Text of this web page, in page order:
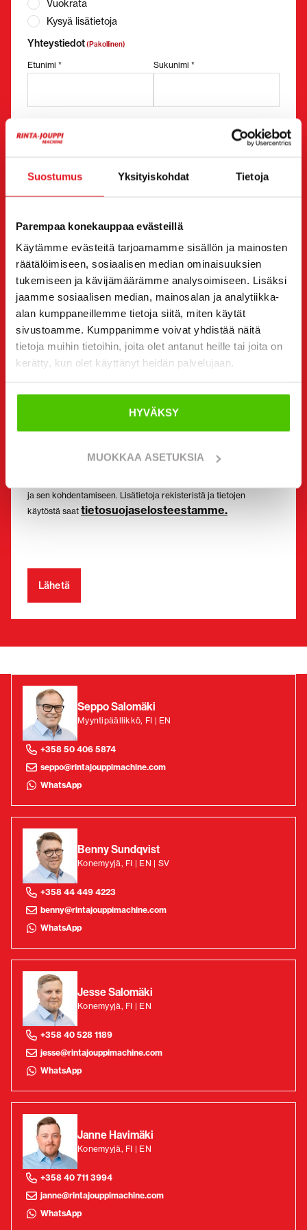
Suostumus Yksityiskohdat Tietoja
Parempaa konekauppaa evästeillä
Käytämme evästeitä tarjoamamme sisällön ja mainosten
räätälöimiseen, sosiaalisen median ominaisuuksien
tukemiseen ja kävijämäärämme analysoimiseen. Lisäksi
jaamme sosiaalisen median, mainosalan ja analytiikka-
alan kumppaneillemme tietoja siitä, miten käytät
sivustoamme. Kumppanimme voivat yhdistää näitä
tietoja muihin tietoihin, joita olet antanut heille tai joita on
kerätty, kun olet käyttänyt heidän palvelujaan.
HYVÄKSY
MUOKKAA ASETUKSIA
Vuokrata
Kysyä lisätietoja
Yhteystiedot(Pakollinen)
Etunimi * Sukunimi *
Sähköposti(Pakollinen)
Suostumus (Pakollinen)
mukaisesti. *
Haluan saada minua kiinnostavia tarjouksia ja
hyväksyn markkinointiluvan.
ja sen kohdentamiseen. Lisätietoja rekisteristä ja tietojen
käytöstä saat tietosuojaselosteestamme.
Seppo Salomäki
Myyntipäällikkö, FI | EN
+358 50 406 5874
seppo@rintajouppimachine.com
WhatsApp
Benny Sundqvist
Konemyyjä, FI | EN | SV
+358 44 449 4223
benny@rintajouppimachine.com
WhatsApp
Jesse Salomäki
Konemyyjä, FI | EN
+358 40 528 1189
jesse@rintajouppimachine.com
WhatsApp
Janne Havimäki
Konemyyjä, FI | EN
+358 40 711 3994
janne@rintajouppimachine.com
WhatsApp